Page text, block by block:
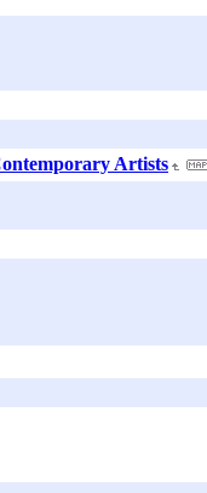
Artists